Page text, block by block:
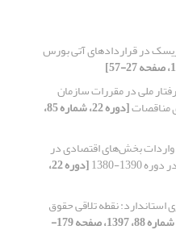
در قراردادهای آتی بورس
ملی در مقررات سازمان
مناقصات [دوره 22، شماره 85،
بخش‌های اقتصادی در
1380 [دوره 22،
استاندارد: نقطه تلاقی حقوق
[دوره 22، شماره 88، 1397، صفحه 179-